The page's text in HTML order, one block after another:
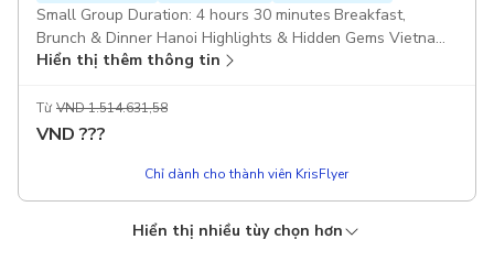
Small Group Duration: 4 hours 30 minutes Breakfast,
Brunch & Dinner Hanoi Highlights & Hidden Gems Vietnam
Army Legend Jeep Pickup included
Hiển thị thêm thông tin
Từ VND 1.514.631,58
VND ???
Chỉ dành cho thành viên KrisFlyer
Giá rẻ hơn!
KRISFLYER EXPERIENCES
KRISFLYER EXPERIENCES
KRISFLYER EXPERIENCESHiển thị nhiều tùy chọn hơn